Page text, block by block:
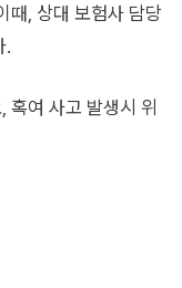
때, 상대 보험사 담당
.
혹여 사고 발생시 위